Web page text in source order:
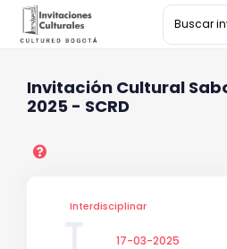
Invitación Cultural
2025 - SCRD
Interdisciplinar
17-03-2025